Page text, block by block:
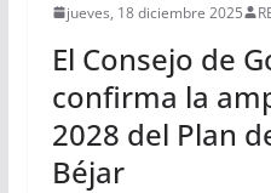
jueves, 18 diciembre 2025
El Consejo de
confirma la
2028 del Plan
Béjar